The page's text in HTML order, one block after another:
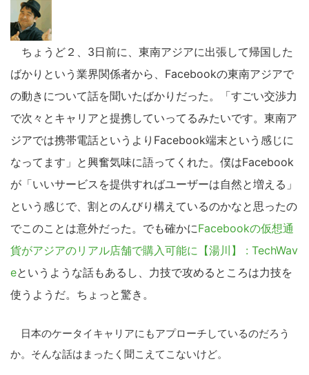
ちょうど２、3日前に、東南アジアに出張して帰国した
ばかりという業界関係者から、Facebookの東南アジアで
の動きについて話を聞いたばかりだった。「すごい交渉力
で次々とキャリアと提携していってるみたいです。東南ア
ジアでは携帯電話というよりFacebook端末という感じに
なってます」と興奮気味に語ってくれた。僕はFacebook
が「いいサービスを提供すればユーザーは自然と増える」
という感じで、割とのんびり構えているのかなと思ったの
でこのことは意外だった。でも確かにFacebookの仮想通
貨がアジアのリアル店舗で購入可能に【湯川】 : TechWav
eというような話もあるし、力技で攻めるところは力技を
使うようだ。ちょっと驚き。
日本のケータイキャリアにもアプローチしているのだろう
か。そんな話はまったく聞こえてこないけど。